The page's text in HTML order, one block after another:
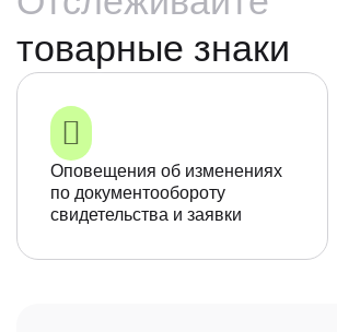
товарные знаки
Оповещения об изменениях
по документообороту
свидетельства и заявки